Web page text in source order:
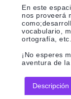
En este
nos proveerá
vocabulario,
ortografía, etc.
¡No esperes
aventura de
Descripción